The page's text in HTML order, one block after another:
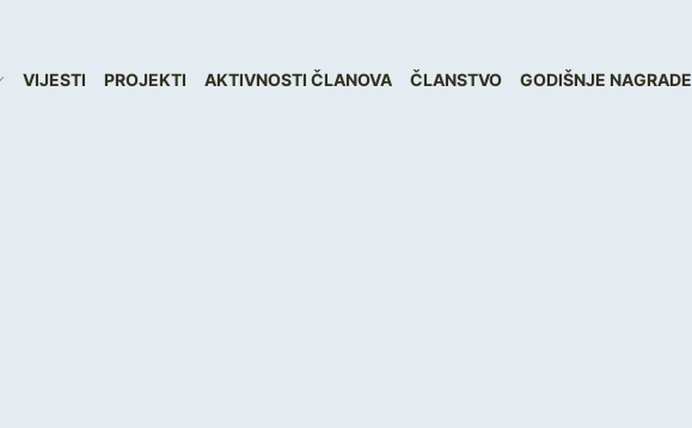
VIJESTI PROJEKTI AKTIVNOSTI ČLANOVA ČLANSTVO GODIŠNJE NAGRADE